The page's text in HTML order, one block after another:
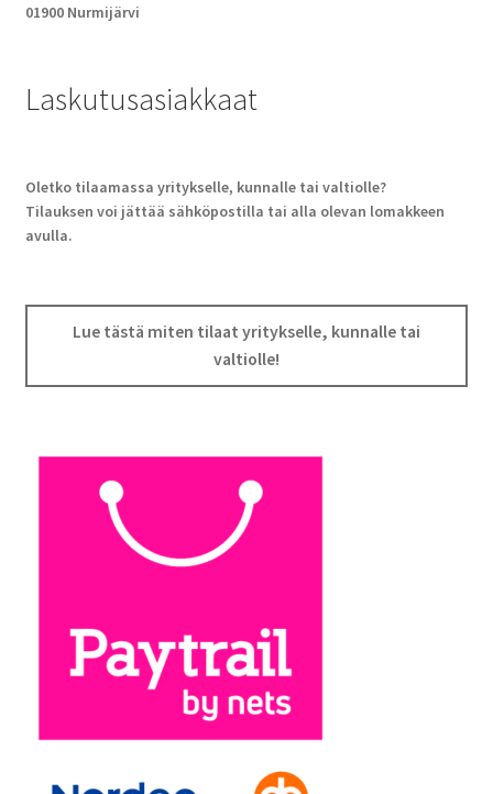
01900 Nurmijärvi
Laskutusasiakkaat
Oletko tilaamassa yritykselle, kunnalle tai valtiolle?
Tilauksen voi jättää sähköpostilla tai alla olevan lomakkeen
avulla.
Lue tästä miten tilaat yritykselle, kunnalle tai
valtiolle!